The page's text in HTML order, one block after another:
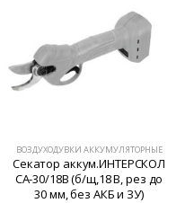
ВОЗДУХОДУВКИ АККУМУЛЯТОРНЫЕ
Секатор аккум.ИНТЕРСКОЛ
СА-30/18В (б/щ,18 В, рез до
30 мм, без АКБ и ЗУ)